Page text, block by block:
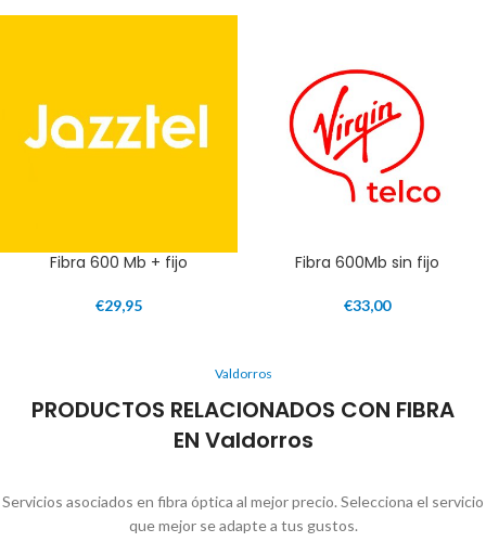
Fibra 600 Mb + fijo
€29,95
Fibra 600Mb sin fijo
€33,00
Valdorros
PRODUCTOS RELACIONADOS CON FIBRA
EN Valdorros
Servicios asociados en fibra óptica al mejor precio. Selecciona el servicio
que mejor se adapte a tus gustos.